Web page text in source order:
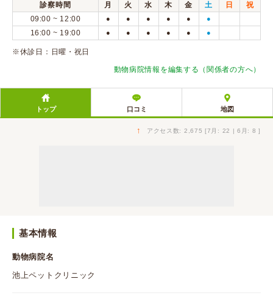
Calooペットとは？
口コミ投稿
診察時間 月 火 水 木 金 土 日
祝
09:00 ~ 12:00
● ● ● ● ● ●
16:00 ~ 19:00 ● ● ● ● ● ●
※休診日：日曜・祝日
動物病院情報を編集する（関係者の方へ）
トップ 口コミ 地図
↑ アクセス数: 2,675 [7月: 22 | 6月: 8 ]
基本情報
動物病院名
池上ペットクリニック